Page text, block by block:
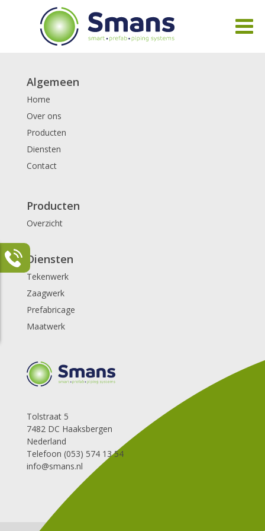
Algemeen
Home
Over ons
Producten
Diensten
Contact
Producten
Overzicht
Diensten
Tekenwerk
Zaagwerk
Prefabricage
Maatwerk
Tolstraat 5
7482 DC Haaksbergen
Nederland
Telefoon (053) 574 13 54
info@smans.nl